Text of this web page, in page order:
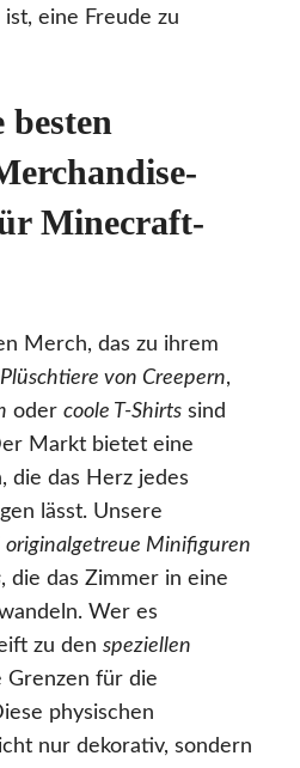
eine Freude zu
besten
Minecraft-
Merch, das zu ihrem
Plüschtiere von Creepern,
oder coole T-Shirts sind
Markt bietet eine
die das Herz jedes
lässt. Unsere
originalgetreue Minifiguren
, die das Zimmer in eine
Wer es
zu den speziellen
Grenzen für die
physischen
nur dekorativ, sondern